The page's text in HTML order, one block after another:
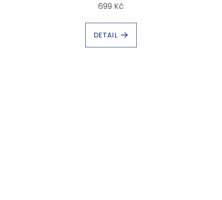
699 Kč
DETAIL